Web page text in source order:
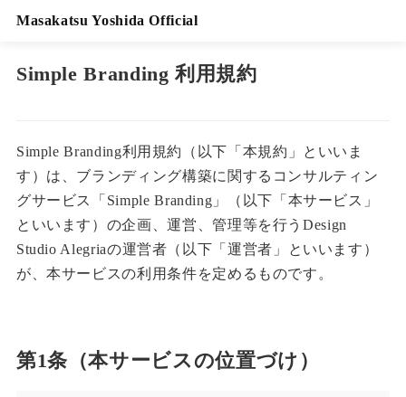
Masakatsu Yoshida Official
Simple Branding 利用規約
Simple Branding利用規約（以下「本規約」といいま
す）は、ブランディング構築に関するコンサルティン
グサービス「Simple Branding」（以下「本サービス」
といいます）の企画、運営、管理等を行うDesign
Studio Alegriaの運営者（以下「運営者」といいます）
が、本サービスの利用条件を定めるものです。
第1条（本サービスの位置づけ）